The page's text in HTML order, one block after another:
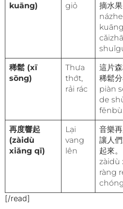
kuāng)
giỏ
摘水
稀鬆 (xī
sōng)
Thưa
thớt,
rải rác
這片
稀鬆
piàn
de
再度響起
(zàidù
xiǎng qǐ)
Lại
vang
lên
音樂再
讓人
起來
zàidù
ràng
[/read]